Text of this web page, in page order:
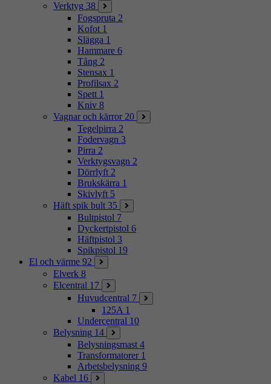
Verktyg 38
Fogspruta 2
Kofot 1
Slägga 1
Hammare 6
Tång 2
Stensax 1
Profilsax 2
Spett 1
Kniv 8
Vagnar och kärror 20
Tegelpirra 2
Fodervagn 3
Pirra 2
Verktygsvagn 2
Dörrlyft 2
Brukskärra 1
Skivlyft 5
Häft spik bult 35
Bultpistol 7
Dyckertpistol 6
Häftpistol 3
Spikpistol 19
El och värme 92
Elverk 8
Elcentral 17
Huvudcentral 7
125A 1
Undercentral 10
Belysning 14
Belysningsmast 4
Transformatorer 1
Arbetsbelysning 9
Kabel 16